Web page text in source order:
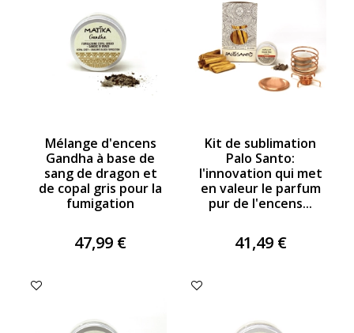
Mélange d'encens
Gandha à base de
sang de dragon et
de copal gris pour la
fumigation
47,99 €
Kit de sublimation
Palo Santo:
l'innovation qui met
en valeur le parfum
pur de l'encens...
41,49 €